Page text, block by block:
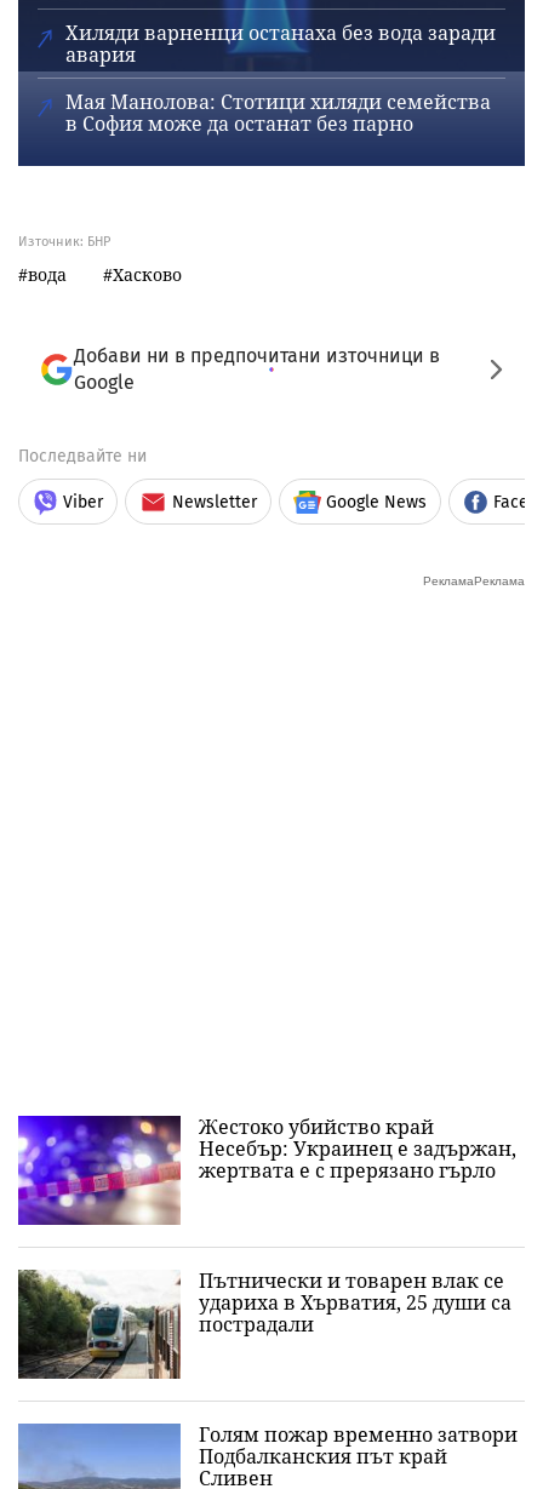
Хиляди варненци останаха без вода заради
авария
Мая Манолова: Стотици хиляди семейства
в София може да останат без парно
Източник: БНР
вода Хасково
Добави ни в предпочитани източници в
Google
Последвайте ни
Viber Newsletter Google News
Жестоко убийство край
Несебър: Украинец е задържан,
жертвата е с прерязано гърло
Пътнически и товарен влак се
удариха в Хърватия, 25 души са
пострадали
Голям пожар временно затвори
Подбалканския път край
Сливен